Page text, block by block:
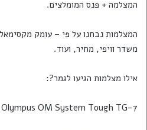
המצלמה + פנס המומלצים.
המצלמות נבחנו על פי – עומק
משדר וויפי, מחיר, ועוד.
אילו מצלמות הגיעו לגמר?:
Olympus OM System Tough TG-7